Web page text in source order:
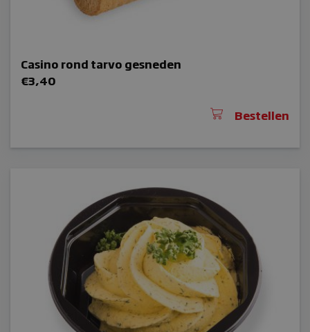
Casino rond tarvo gesneden
€3,40
Bestellen
Naam
wp_woocommerce_session_[abcdef0123456789]
CookieScriptConsent